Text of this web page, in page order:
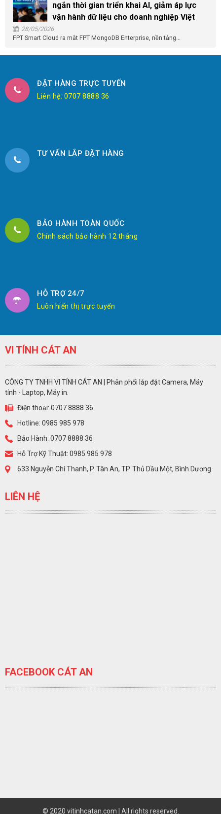
ngắn thời gian triển khai AI, giảm áp lực
vận hành dữ liệu cho doanh nghiệp Việt
28/05/2026
FPT Smart Cloud ra mắt FPT MongoDB Enterprise, nền tảng...
ĐẶT HÀNG TRỰC TUYẾN
Liên hệ: 0707 8888 36
TƯ VẤN LẮP ĐẶT HÀNG
BẢO HÀNH TOÀN QUỐC
Chính sách bảo hành 12 tháng
HỖ TRỢ 24/7
Luôn hiển thị trực tuyến
VI TÍNH CÁT AN
CÔNG TY TNHH VI TÍNH CÁT AN | Phân phối lắp đặt Camera, Máy
tính - Laptop, Máy in.
Điện thoại: 0707 8888 36
Hotline: 0985 985 978
Bảo Hành: 0707 8888 36
Hỗ Trợ Kỹ Thuật: 0985 985 978
633 Nguyễn Chí Thanh, P. Tân An, TP. Thủ Dầu Một, Bình Dương.
LIÊN HỆ
FACEBOOK CÁT AN
© 2020 vitinhcatan.com | All rights reserved.